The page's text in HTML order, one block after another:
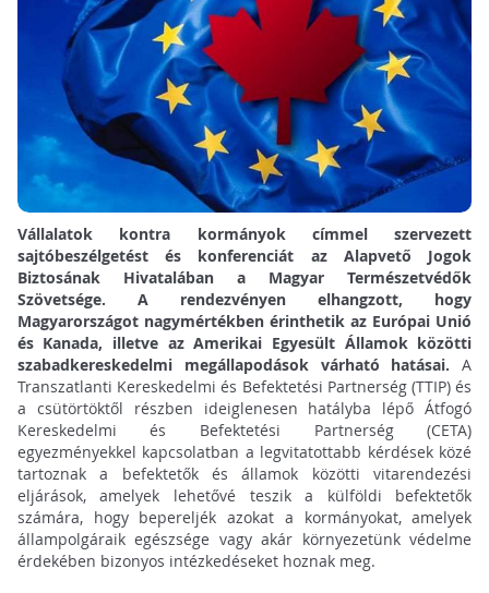
Vállalatok kontra kormányok címmel szervezett
sajtóbeszélgetést és konferenciát az Alapvető Jogok
Biztosának Hivatalában a Magyar Természetvédők
Szövetsége. A rendezvényen elhangzott, hogy
Magyarországot nagymértékben érinthetik az Európai Unió
és Kanada, illetve az Amerikai Egyesült Államok közötti
szabadkereskedelmi megállapodások várható hatásai. A
Transzatlanti Kereskedelmi és Befektetési Partnerség (TTIP) és
a csütörtöktől részben ideiglenesen hatályba lépő Átfogó
Kereskedelmi és Befektetési Partnerség (CETA)
egyezményekkel kapcsolatban a legvitatottabb kérdések közé
tartoznak a befektetők és államok közötti vitarendezési
eljárások, amelyek lehetővé teszik a külföldi befektetők
számára, hogy bepereljék azokat a kormányokat, amelyek
állampolgáraik egészsége vagy akár környezetünk védelme
érdekében bizonyos intézkedéseket hoznak meg.